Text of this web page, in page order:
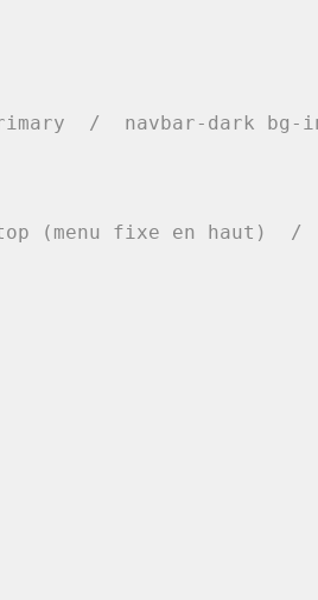
/  navbar-dark
fixe en haut)  /